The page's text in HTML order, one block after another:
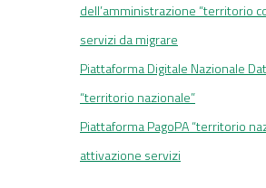
dell’amministrazione “territorio
servizi da migrare
Piattaforma Digitale Nazionale
“territorio nazionale”
Piattaforma PagoPA “territorio
attivazione servizi